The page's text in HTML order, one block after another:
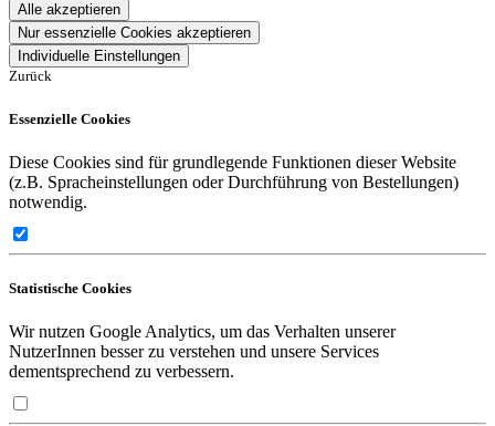
Alle akzeptieren
Nur essenzielle Cookies akzeptieren
Individuelle Einstellungen
Zurück
Essenzielle Cookies
Diese Cookies sind für grundlegende Funktionen dieser Website
(z.B. Spracheinstellungen oder Durchführung von Bestellungen)
notwendig.
Statistische Cookies
Wir nutzen Google Analytics, um das Verhalten unserer
NutzerInnen besser zu verstehen und unsere Services
dementsprechend zu verbessern.